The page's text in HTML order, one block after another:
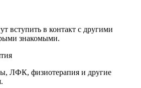
вступить в контакт с другими
знакомыми.
ЛФК, физиотерапия и другие